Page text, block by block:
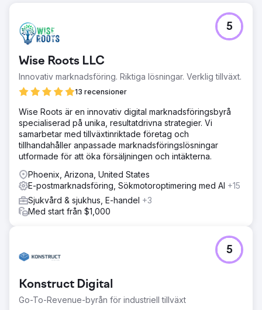
Wise Roots LLC
Innovativ marknadsföring. Riktiga lösningar. Verklig tillväxt.
13 recensioner
5
Wise Roots är en innovativ digital marknadsföringsbyrå
specialiserad på unika, resultatdrivna strategier. Vi
samarbetar med tillväxtinriktade företag och
tillhandahåller anpassade marknadsföringslösningar
utformade för att öka försäljningen och intäkterna.
Phoenix, Arizona, United States
E-postmarknadsföring, Sökmotoroptimering med AI +15
Sjukvård & sjukhus, E-handel +3
Med start från $1,000
Konstruct Digital
Go-To-Revenue-byrån för industriell tillväxt
5